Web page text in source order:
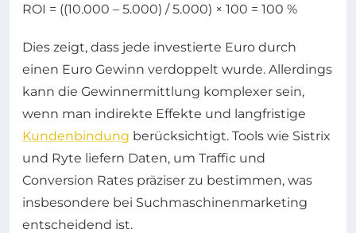
ROI = ((10.000 – 5.000) / 5.000) × 100 = 100 %
Dies zeigt, dass jede investierte Euro durch
einen Euro Gewinn verdoppelt wurde. Allerdings
kann die Gewinnermittlung komplexer sein,
wenn man indirekte Effekte und langfristige
Kundenbindung berücksichtigt. Tools wie Sistrix
und Ryte liefern Daten, um Traffic und
Conversion Rates präziser zu bestimmen, was
insbesondere bei Suchmaschinenmarketing
entscheidend ist.